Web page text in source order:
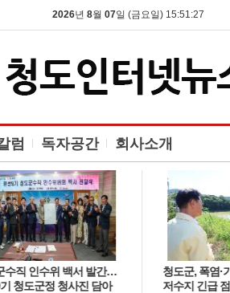
2026년 8월 07일 (금요일) 15:51:27
럼 독자공간 회사소개
직 인수위 백서 발간…
청도군정 청사진 담아
청도군, 폭염·가
저수지 긴급 점검